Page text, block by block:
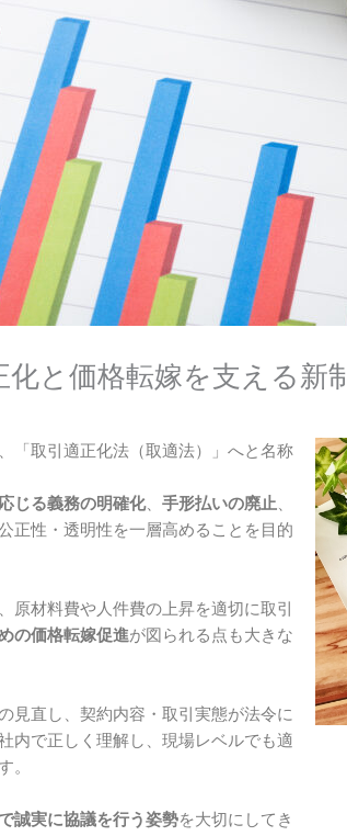
と価格転嫁を支える新
「取引適正化法（取適法）」へと名称
じる義務の明確化、 手形払いの廃止、
正性・透明性を一層高めることを目的
原材料費や人件費の上昇を適切に取引
の価格転嫁促進が図られる点も大きな
見直し、契約内容・取引実態が法令に
内で正しく理解し、現場レベルでも適
。
誠実に協議を行う姿勢を大切にしてき